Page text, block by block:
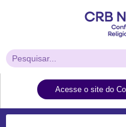
Acesse o site do